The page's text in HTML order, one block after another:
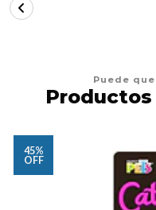
Puede
45%
OFF